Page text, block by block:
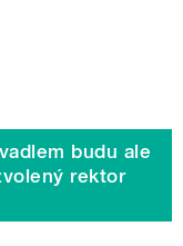
budu ale
rektor